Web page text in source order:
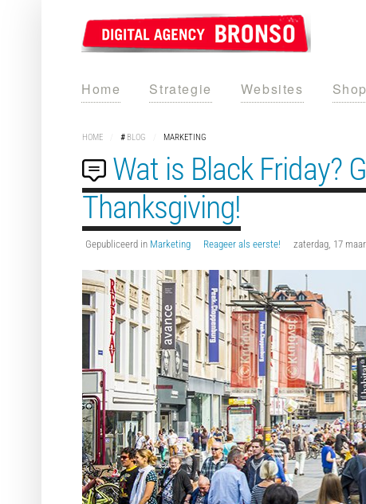
Home Strategie Websites
HOME # BLOG MARKETING
Wat is Black Friday?
Thanksgiving!
Gepubliceerd in Marketing Reageer als eerste! zaterdag, 17